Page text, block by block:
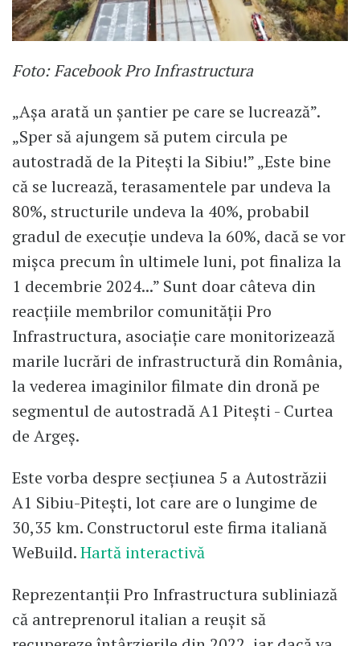
Foto: Facebook Pro Infrastructura
„Așa arată un șantier pe care se lucrează”.
„Sper să ajungem să putem circula pe
autostradă de la Pitești la Sibiu!” „Este bine
că se lucrează, terasamentele par undeva la
80%, structurile undeva la 40%, probabil
gradul de execuție undeva la 60%, dacă se vor
mișca precum în ultimele luni, pot finaliza la
1 decembrie 2024...” Sunt doar câteva din
reacțiile membrilor comunității Pro
Infrastructura, asociație care monitorizează
marile lucrări de infrastructură din România,
la vederea imaginilor filmate din dronă pe
segmentul de autostradă A1 Pitești - Curtea
de Argeș.
Este vorba despre secțiunea 5 a Autostrăzii
A1 Sibiu-Pitești, lot care are o lungime de
30,35 km. Constructorul este firma italiană
WeBuild.Hartă interactivă
Reprezentanții Pro Infrastructura subliniază
că antreprenorul italian a reușit să